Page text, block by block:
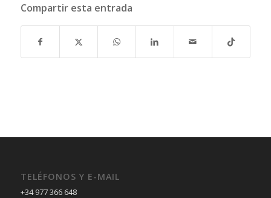
Compartir esta entrada
TELÉFONOS Y E-MAIL
+34 977 366 648